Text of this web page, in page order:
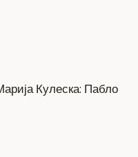
Кулеска: Пабло